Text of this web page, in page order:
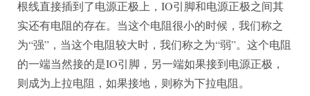
根线直接插到了电源正极上，IO引脚和电源正极之间其
实还有电阻的存在。当这个电阻很小的时候，我们称之
为“强”，当这个电阻较大时，我们称之为“弱”。这个电阻
的一端当然接的是IO引脚，另一端如果接到电源正极，
则成为上拉电阻，如果接地，则称为下拉电阻。